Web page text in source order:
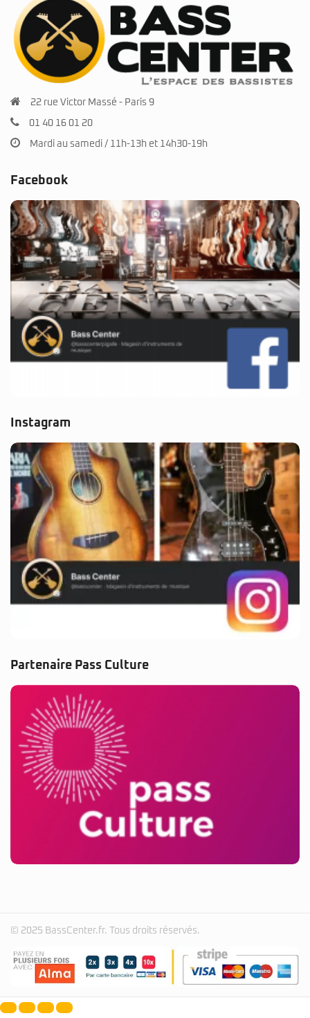
22 rue Victor Massé - Paris 9
01 40 16 01 20
Mardi au samedi / 11h-13h et 14h30-19h
Facebook
Instagram
Partenaire Pass Culture
© 2025 BassCenter.fr. Tous droits réservés.